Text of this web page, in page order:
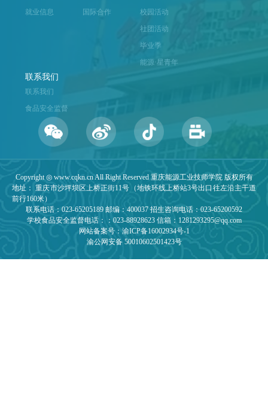
就业信息
国际合作
校园活动
社团活动
毕业季
能源·星青年
联系我们
联系我们
食品安全监督
Copyright ◎ www.cqkn.cn All Right Reserved 重庆能源工业技师学院 版权所有
地址： 重庆市沙坪坝区上桥正街11号（地铁环线上桥站3号出口往左沿主干道
前行160米）
联系电话：023-65205189 邮编：400037 招生咨询电话：023-65200592
学校食品安全监督电话：：023-88928623 信箱：1281293295@qq.com
网站备案号：渝ICP备16002934号-1
渝公网安备 50010602501423号